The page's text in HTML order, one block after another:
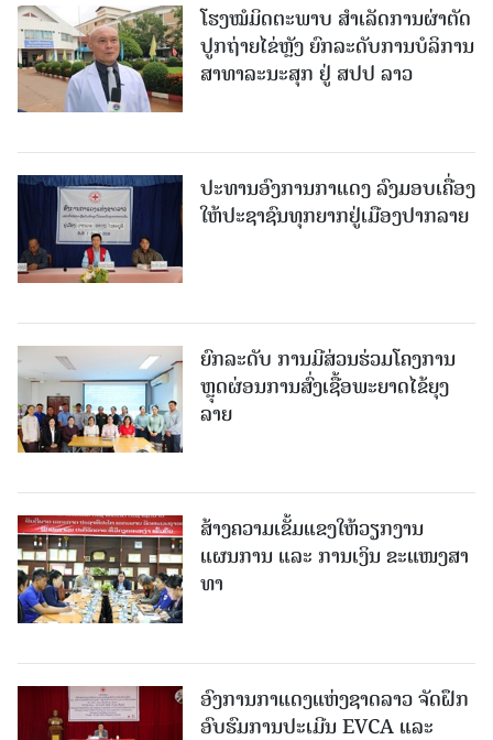
ໂຮງໝໍມິດຕະພາບ ສໍາເລັດການຜ່າຕັດ
ປູກຖ່າຍໄຂ່ຫຼັງ ຍົກລະດັບການບໍລິການ
ສາທາລະນະສຸກ ຢູ່ ສປປ ລາວ
ປະທານອົງການກາແດງ ລົງມອບເຄື່ອງ
ໃຫ້ປະຊາຊົນທຸກຍາກຢູ່ເມືອງປາກລາຍ
ຍົກລະດັບ ການມີສ່ວນຮ່ວມໂຄງການ
ຫຼຸດຜ່ອນການສົ່ງເຊື້ອພະຍາດໄຂ້ຍຸງ
ລາຍ
ສ້າງຄວາມເຂັ້ມແຂງໃຫ້ວຽກງານ
ແຜນການ ແລະ ການເງິນ ຂະແໜງສາ
ທາ
ອົງການກາແດງແຫ່ງຊາດລາວ ຈັດຝຶກ
ອົບຮົມການປະເມີນ EVCA ແລະ